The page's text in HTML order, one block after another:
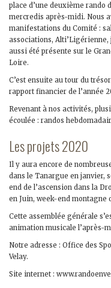
place d’une deuxième rando
mercredis après-midi. Nous
manifestations du Comité :
associations, Alti’Ligérienne,
aussi été présente sur le
Loire.
C’est ensuite au tour du
rapport financier de l’année
Revenant à nos activités,
écoulée : randos
Les projets 2020
Il y aura encore de
dans le Tanargue en janvier,
end de l’ascension dans la
en Juin, week-end montagne
Cette assemblée générale
animation musicale l’après-
Notre adresse : Office des
Velay.
Site internet :